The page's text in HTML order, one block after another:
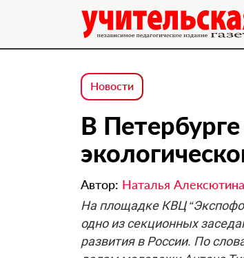
Новости
В
Автор: Наталья Алексютина
На площадке КВЦ
одно из секционных
развития в России. По